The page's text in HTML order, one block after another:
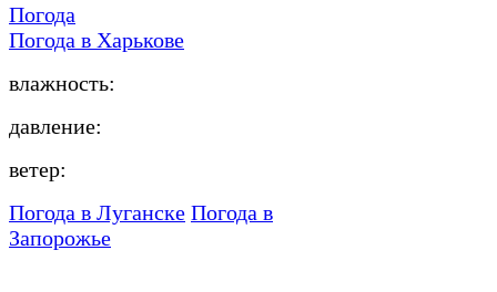
Погода
Погода в Харькове
влажность:
давление:
ветер:
Погода в Луганске Погода в
Запорожье